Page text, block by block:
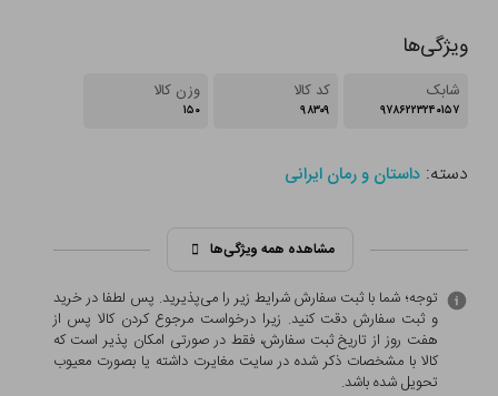
ویژگی‌ها
شابک
۹۷۸۶۲۲۳۲۴۰۱۵۷
کد کالا
۹۸۳۰۹
وزن کالا
۱۵۰
دسته:داستان و رمان ایرانی
مشاهده همه ویژگی‌ها
توجه؛ شما با ثبت سفارش شرایط زیر را می‌پذیرید. پس لطفا در خرید
و ثبت سفارش دقت کنید. زیرا درخواست مرجوع کردن کالا پس از
هفت روز از تاریخ ثبت سفارش، فقط در صورتی امکان پذیر است که
کالا با مشخصات ذکر شده در سایت مغایرت داشته یا بصورت معيوب
تحویل شده باشد.